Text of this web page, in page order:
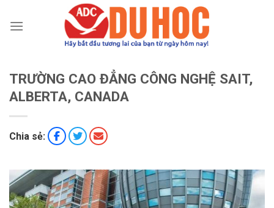
đến
TRƯỜNG CAO ĐẲNG CÔNG NGHỆ SAIT,
ALBERTA, CANADA
Chia sẻ: